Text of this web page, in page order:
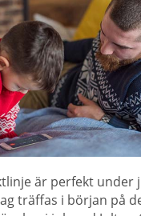
är perfekt under
träffas i början på